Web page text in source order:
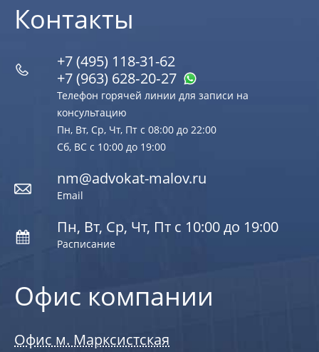
Офис компании
Офис м. Марксистская
Контакты
+7 (495) 118-31-62
+7 (963) 628‑20‑27
Телефон горячей линии для записи на
консультацию
Пн, Вт, Ср, Чт, Пт с 08:00 до 22:00
Сб, ВС с 10:00 до 19:00
nm@advokat-malov.ru
Email
Пн, Вт, Ср, Чт, Пт с 10:00 до 19:00
Расписание